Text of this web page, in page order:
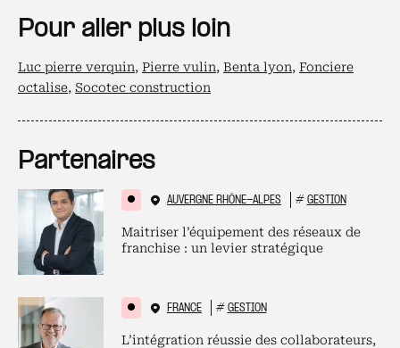
Pour aller plus loin
Luc pierre verquin, Pierre vulin, Benta lyon, Fonciere
octalise, Socotec construction
Partenaires
AUVERGNE RHÔNE-ALPES # GESTION
Maitriser l’équipement des réseaux de
franchise : un levier stratégique
FRANCE # GESTION
L’intégration réussie des collaborateurs,